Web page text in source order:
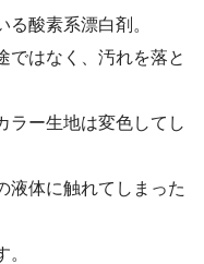
酸素系漂白剤。
ではなく、汚れを落と
ラー生地は変色してし
液体に触れてしまった